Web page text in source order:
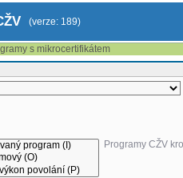
(verze: 189)
s mikrocertifikátem
Programy CŽV